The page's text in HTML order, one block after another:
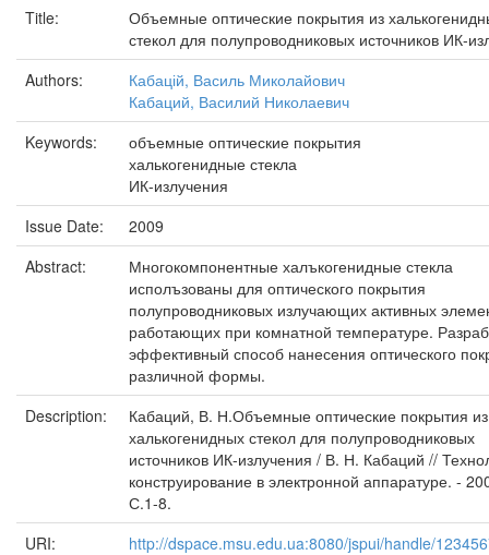
Title:
Объемные оптические покрытия из
стекол для полупроводниковых источников ИК-
Authors:
Кабацій, Василь Миколайович
Кабаций, Василий Николаевич
Keywords:
объемные оптические покрытия
халькогенидные стекла
ИК-излучения
Issue Date:
2009
Abstract:
Многокомпонентные халъкогенидные стекла
исполъзованы для оптического покрытия
полупроводниковых излучающих активных
работающих при комнатной температуре.
эффективный способ нанесения оптического
различной формы.
Description:
Кабаций, В. Н.Объемные оптические покрытия из
халькогенидных стекол для полупроводниковых
источников ИК-излучения / В. Н. Кабаций //
конструирование в электронной аппаратуре. -
С.1-8.
URI:
http://dspace.msu.edu.ua:8080/jspui/handle/